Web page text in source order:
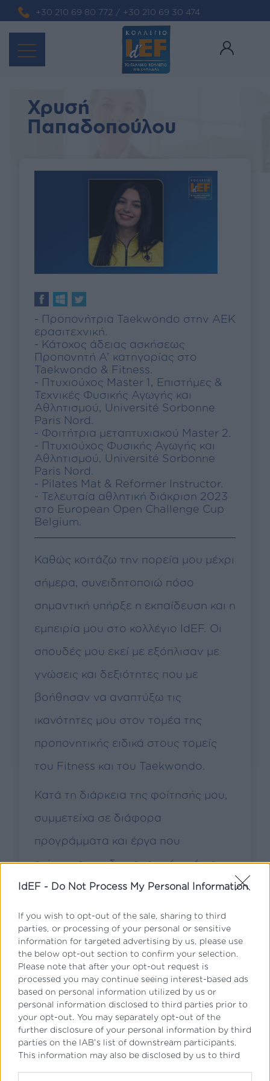
IdEF - Do Not Process My Personal Information
If you wish to opt-out of the sale, sharing to third
parties, or processing of your personal or sensitive
information for targeted advertising by us, please use
the below opt-out section to confirm your selection.
Please note that after your opt-out request is
processed you may continue seeing interest-based ads
based on personal information utilized by us or
personal information disclosed to third parties prior to
your opt-out. You may separately opt-out of the
further disclosure of your personal information by third
parties on the IAB’s list of downstream participants.
This information may also be disclosed by us to third
+30 210 69 80 772 / +30 210 69 30 474
Χρυσή
Παπαδοπούλου
- Προπονήτρια Taekwondo στην ΑΕΚ
ερασιτεχνική.
- Κάτοχος άδειας ασκήσεως
Προπονητή Α’ κατηγορίας στο
Taekwondo & Fitness.
- Πτυχιούχος Master 1, Επιστήμες &
Τεχνικές Φυσικής Αγωγής και
Αθλητισμού, Université Sorbonne
Paris Nord.
- Φοιτήτρια μεταπτυχιακού Master 2.
- Πτυχιούχος Φυσικής Αγωγής και
Αθλητισμού, Université Sorbonne
Paris Nord.
- Pilates Mat & Reformer Instructor.
- Τελευταία αθλητική διάκριση 2023
στο European Open Challenge Cup
Belgium.
Καθώς κοιτάζω την πορεία μου μέχρι
σήμερα, συνειδητοποιώ πόσο
σημαντική υπήρξε η εκπαίδευση και η
εμπειρία μου στο κολλέγιο IdEF. Οι
σπουδές μου εκεί με εξόπλισαν με
γνώσεις και δεξιότητες που με
βοήθησαν να αναπτύξω τις
ικανότητες μου στον τομέα της
προπονητικής ειδικά στους τομείς
του Fitness και του Taekwondo.
Κατά τη διάρκεια της φοίτησής μου,
συμμετείχα σε διάφορα
προγράμματα και έργα που
ενίσχυσαν τη δημιουργικότητά μου
και την ομαδική εργασία. Το 2023,
αθλήτρια στο European Open
Challenge Cup Belgium, γεγονός που
με ενθάρρυνε να θέσω πιο υψηλούς
στόχους.
Η αρχή μου στην ακαδημία της ΑΕΚ
έγινε καθώς χρειαζόμουν να κάνω
πρακτική. Αυτή η εμπειρία κράτησε